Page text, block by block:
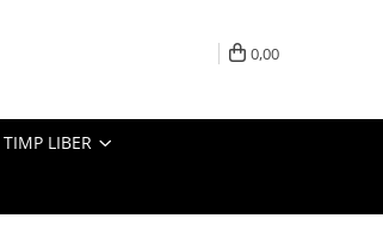
0,00
LIBER